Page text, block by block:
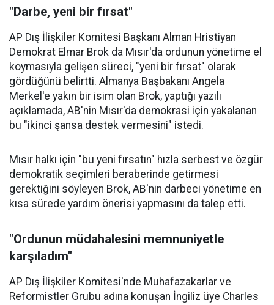
"Darbe, yeni bir fırsat"
AP Dış İlişkiler Komitesi Başkanı Alman Hristiyan
Demokrat Elmar Brok da Mısır'da ordunun yönetime el
koymasıyla gelişen süreci, "yeni bir fırsat" olarak
gördüğünü belirtti. Almanya Başbakanı Angela
Merkel'e yakın bir isim olan Brok, yaptığı yazılı
açıklamada, AB'nin Mısır'da demokrasi için yakalanan
bu "ikinci şansa destek vermesini" istedi.
Mısır halkı için "bu yeni fırsatın" hızla serbest ve özgür
demokratik seçimleri beraberinde getirmesi
gerektiğini söyleyen Brok, AB'nin darbeci yönetime en
kısa sürede yardım önerisi yapmasını da talep etti.
"Ordunun müdahalesini memnuniyetle
karşıladım"
AP Dış İlişkiler Komitesi'nde Muhafazakarlar ve
Reformistler Grubu adına konuşan İngiliz üye Charles